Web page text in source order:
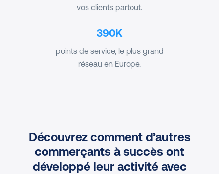
vos clients partout.
390K
points de service, le plus grand
réseau en Europe.
Découvrez comment d’autres
commerçants à succès ont
développé leur activité avec